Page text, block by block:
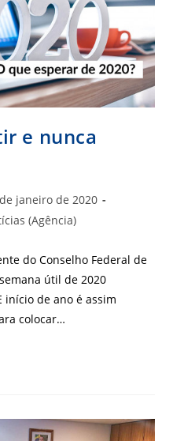
e nunca
janeiro de 2020
(Agência)
do Conselho Federal de
útil de 2020
início de ano é assim
colocar…